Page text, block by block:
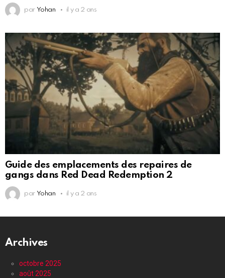
par Yohan il y a 2 ans
Guide des emplacements des repaires de
gangs dans Red Dead Redemption 2
par Yohan il y a 2 ans
Archives
octobre 2025
août 2025